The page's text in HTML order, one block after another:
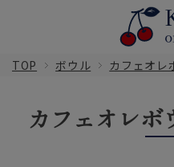
TOP ボウル カフェオレ
カフェオレボ